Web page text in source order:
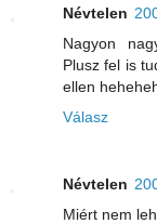
Névtelen
Nagyon
Plusz fel is
ellen
Válasz
Névtelen
Miért nem